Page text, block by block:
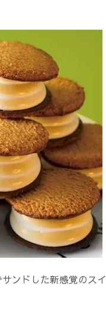
ンドした新感覚のスイ